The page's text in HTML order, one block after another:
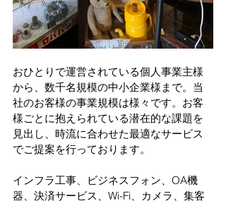
おひとりで運営されている個人事業主様
から、数千名規模の中小企業様まで。当
社のお客様の事業規模は様々です。お客
様ごとに抱えられている潜在的な課題を
見出し、時流に合わせた最適なサービス
でご提案を行っております。
インフラ工事、ビジネスフォン、OA機
器、決済サービス、Wi-Fi、カメラ、集客